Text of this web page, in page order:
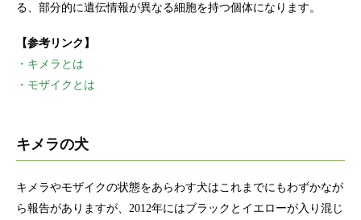
る、部分的に遺伝情報が異なる細胞を持つ個体になります。
【参考リンク】
・キメラとは
・モザイクとは
キメラの犬
キメラやモザイクの状態をあらわす犬はこれまでにもわずかなが
ら報告がありますが、2012年にはブラックとイエローが入り混じ